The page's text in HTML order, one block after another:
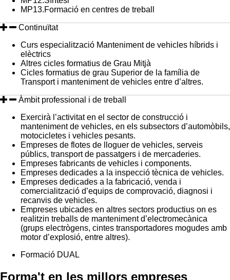
MP13.Formació en centres de treball
Continuïtat
Curs especialització Manteniment de vehicles híbrids i
elèctrics
Altres cicles formatius de Grau Mitjà
Cicles formatius de grau Superior de la família de
Transport i manteniment de vehicles entre d’altres.
Àmbit professional i de treball
Exercirà l’activitat en el sector de construcció i
manteniment de vehicles, en els subsectors d’automòbils,
motocicletes i vehicles pesants.
Empreses de flotes de lloguer de vehicles, serveis
públics, transport de passatgers i de mercaderies.
Empreses fabricants de vehicles i components.
Empreses dedicades a la inspecció tècnica de vehicles.
Empreses dedicades a la fabricació, venda i
comercialització d’equips de comprovació, diagnosi i
recanvis de vehicles.
Empreses ubicades en altres sectors productius on es
realitzin treballs de manteniment d’electromecànica
(grups electrògens, cintes transportadores mogudes amb
motor d’explosió, entre altres).
Formació DUAL
Forma't en les millors empreses